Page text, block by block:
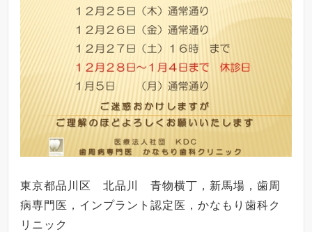
東京都品川区 北品川 青物横丁，新馬場，歯周
病専門医，インプラント認定医，かなもり歯科ク
リニック